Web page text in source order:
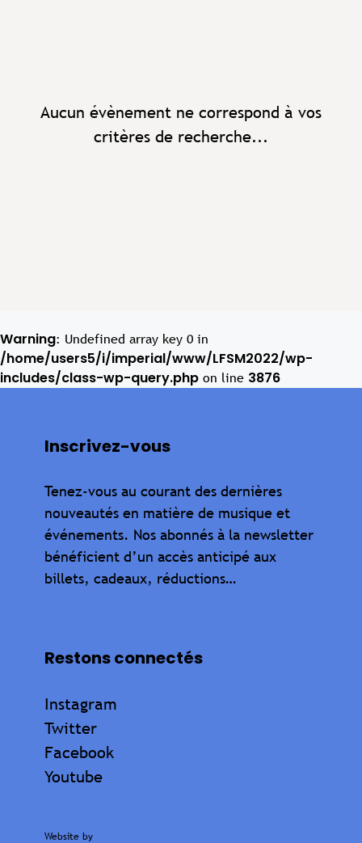
Aucun évènement ne correspond à vos
critères de recherche...
Warning: Undefined array key 0 in
/home/users5/i/imperial/www/LFSM2022/wp-
includes/class-wp-query.php on line 3876
Inscrivez-vous
Tenez-vous au courant des dernières
nouveautés en matière de musique et
événements. Nos abonnés à la newsletter
bénéficient d’un accès anticipé aux
billets, cadeaux, réductions…
Restons connectés
Instagram
Twitter
Facebook
Youtube
Website by